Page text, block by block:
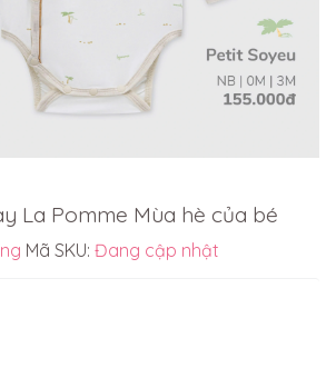
La Pomme Mùa hè của bé
Mã SKU: Đang cập nhật